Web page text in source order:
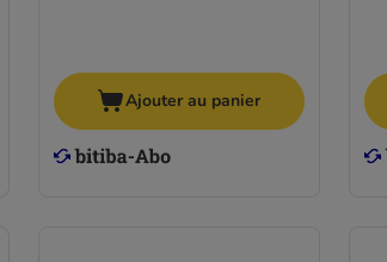
Ajouter au panier